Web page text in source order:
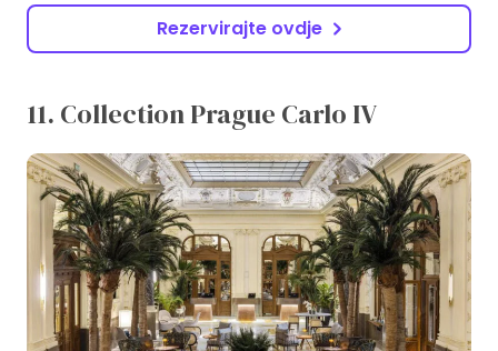
Rezervirajte ovdje
11. Collection Prague Carlo IV